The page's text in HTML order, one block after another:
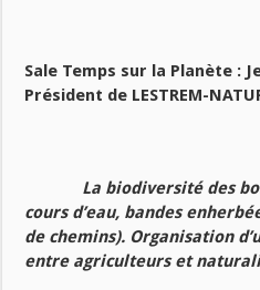
Sale Temps sur la Planète : J
Président de LESTREM-
La biodiversité des
cours d’eau, bandes
de chemins). Organisation
entre agriculteurs et